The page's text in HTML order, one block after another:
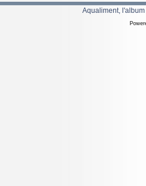
Aqualiment,